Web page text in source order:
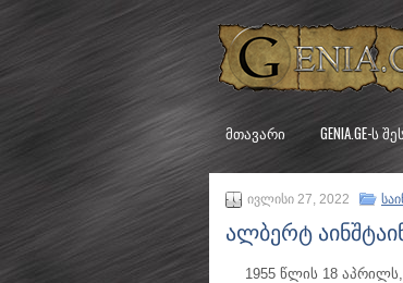
ᲛᲗᲐᲕᲐᲠᲘ GENIA.GE-Ს
ივლისი 27, 2022
ალბერტ
1955 წლის 18